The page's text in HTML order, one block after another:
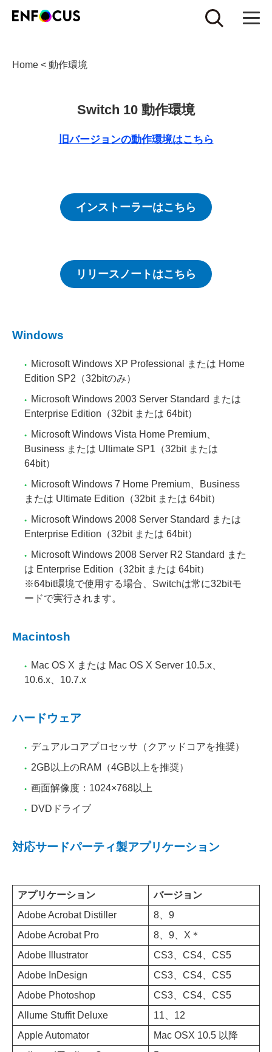
Home < 動作環境
Switch 10 動作環境
旧バージョンの動作環境はこちら
インストーラーはこちら
リリースノートはこちら
Windows
Microsoft Windows XP Professional または Home
Edition SP2（32bitのみ）
Microsoft Windows 2003 Server Standard または
Enterprise Edition（32bit または 64bit）
Microsoft Windows Vista Home Premium、
Business または Ultimate SP1（32bit または
64bit）
Microsoft Windows 7 Home Premium、Business
または Ultimate Edition（32bit または 64bit）
Microsoft Windows 2008 Server Standard または
Enterprise Edition（32bit または 64bit）
Microsoft Windows 2008 Server R2 Standard また
は Enterprise Edition（32bit または 64bit）
※64bit環境で使用する場合、Switchは常に32bitモ
ードで実行されます。
Macintosh
Mac OS X または Mac OS X Server 10.5.x、
10.6.x、10.7.x
ハードウェア
デュアルコアプロセッサ（クアッドコアを推奨）
2GB以上のRAM（4GB以上を推奨）
画面解像度：1024×768以上
DVDドライブ
対応サードパーティ製アプリケーション
アプリケーション
バージョン
Adobe Acrobat Distiller
8、9
Adobe Acrobat Pro
8、9、X＊
Adobe Illustrator
CS3、CS4、CS5
Adobe InDesign
CS3、CS4、CS5
Adobe Photoshop
CS3、CS4、CS5
Allume Stuffit Deluxe
11、12
Apple Automator
Mac OSX 10.5 以降